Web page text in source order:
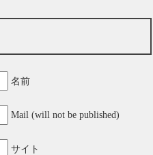
名前
Mail (will not be published)
サイト